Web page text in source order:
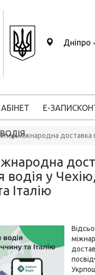
Дніпро
ВОДІЯ
Е-ЗАПИС
міжнародна доставка
водія у
Італію